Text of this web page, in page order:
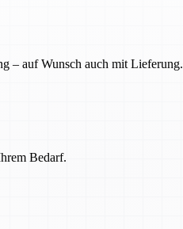
– auf Wunsch auch mit Lieferung.
Bedarf.